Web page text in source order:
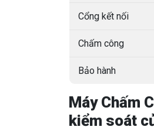
Cổng kết nối
Chấm công
Bảo hành
Máy Chấm
kiểm soát